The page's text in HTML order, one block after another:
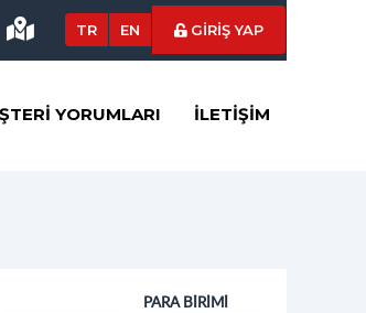
GİRİŞ YAP
EN
TR
YORUMLARI İLETIŞIM
PARA BİRİMİ